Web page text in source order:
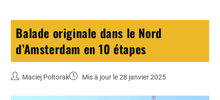
Balade originale dans le Nord
d’Amsterdam en 10 étapes
Maciej Poltorak Mis à jour le 28 janvier 2025